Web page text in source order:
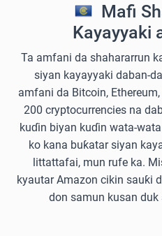
Mafi
Kayayyaki
Ta amfani da shahararrun
siyan kayayyaki daban-
amfani da Bitcoin,
200 cryptocurrencies na
kuɗin biyan kuɗin wata-
ko kana buƙatar siyan
littattafai, mun rufe ka.
kyautar Amazon cikin sauƙi
don samun kusan duk